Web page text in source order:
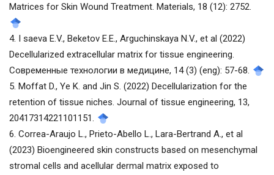
Matrices for Skin Wound Treatment. Materials, 18 (12): 2752.
4. I saeva E.V., Beketov E.E., Arguchinskaya N.V., et al (2022)
Decellularized extracellular matrix for tissue engineering.
Современные технологии в медицине, 14 (3) (eng): 57-68.
5. Moffat D., Ye K. and Jin S. (2022) Decellularization for the
retention of tissue niches. Journal of tissue engineering, 13,
20417314221101151.
6. Correa-Araujo L., Prieto-Abello L., Lara-Bertrand A., et al
(2023) Bioengineered skin constructs based on mesenchymal
stromal cells and acellular dermal matrix exposed to